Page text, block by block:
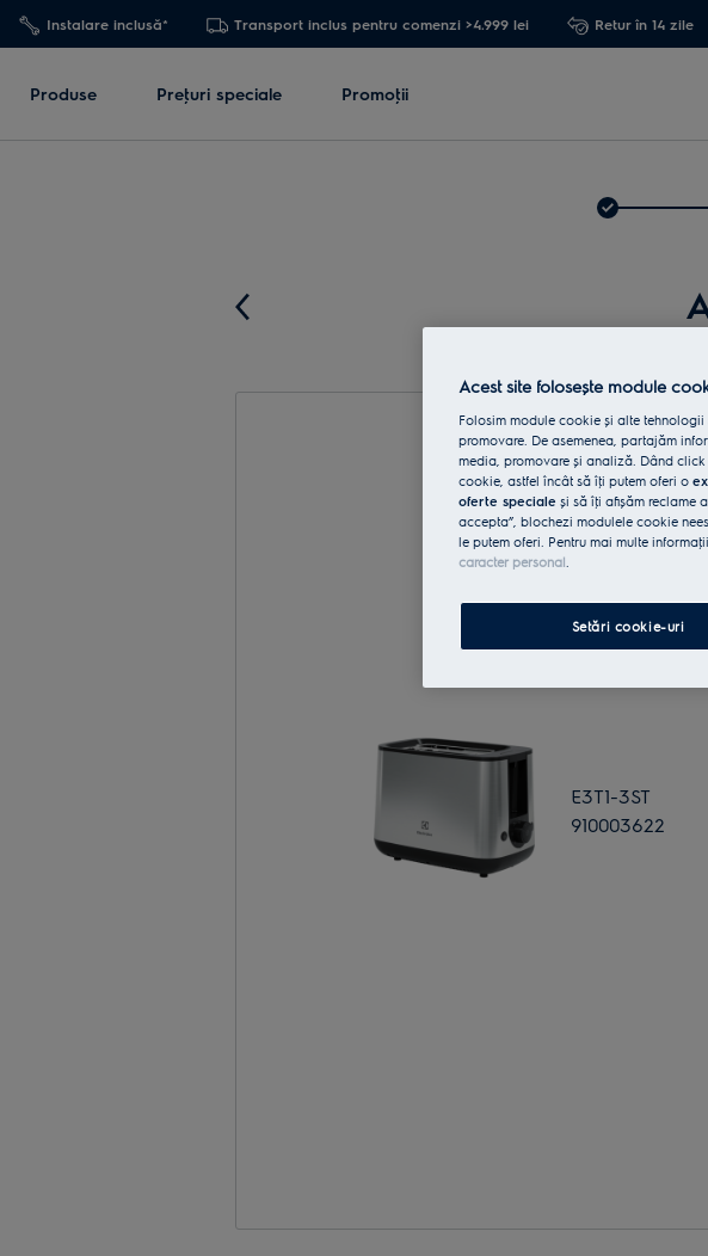
Instalare inclusă* Transport inclus pentru comenzi >4.999 lei Retur în 14 zile
Produse Preţuri speciale Promoţii
E3T1-3ST
910003622
Acest site folosește module
Folosim module cookie și alte
promovare. De asemenea, partajăm
media, promovare și analiză. Dând
cookie, astfel încât să îţi putem oferi o
oferte speciale și să îţi afișăm reclame
accepta”, blochezi modulele cookie
le putem oferi. Pentru mai multe
caracter personal.
Setări cookie-uri